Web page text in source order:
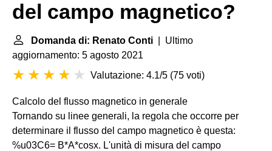
del campo magnetico?
Domanda di: Renato Conti | Ultimo
aggiornamento: 5 agosto 2021
Valutazione: 4.1/5 (75 voti)
Calcolo del flusso magnetico in generale
Tornando su linee generali, la regola che occorre per
determinare il flusso del campo magnetico è questa:
%u03C6= B*A*cosx. L'unità di misura del campo